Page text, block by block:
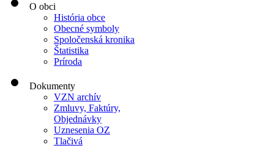
O obci
História obce
Obecné symboly
Spoločenská kronika
Štatistika
Príroda
Dokumenty
VZN archív
Zmluvy, Faktúry,
Objednávky
Uznesenia OZ
Tlačivá